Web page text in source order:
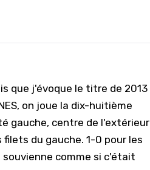
que j'évoque le titre de 2013
on joue la dix-huitième
gauche, centre de l'extérieur
du gauche. 1-0 pour les
souvienne comme si c'était